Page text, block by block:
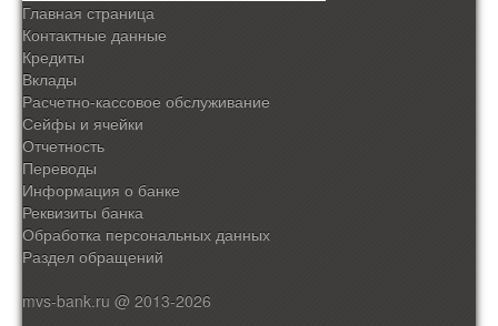
Главная страница
Контактные данные
Кредиты
Вклады
Расчетно-кассовое обслуживание
Сейфы и ячейки
Отчетность
Переводы
Информация о банке
Реквизиты банка
Обработка персональных данных
Раздел обращений
mvs-bank.ru @ 2013-2026